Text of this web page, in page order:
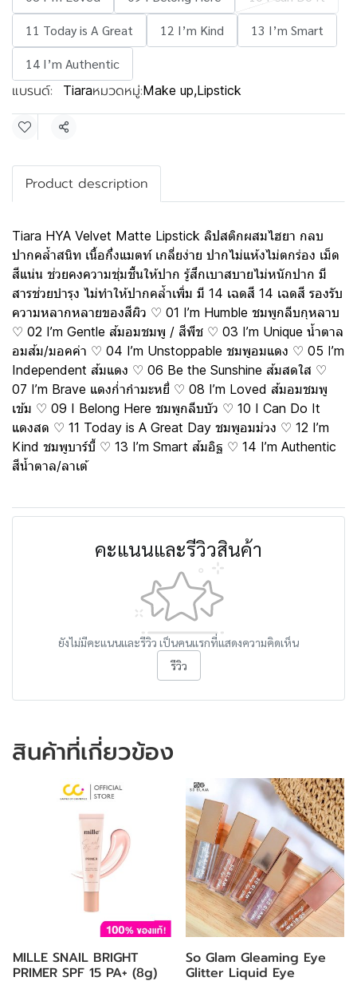
11 Today is A Great
12 I’m Kind
13 I’m Smart
14 I’m Authentic
แบรนด์: Tiaraหมวดหมู่:Make up,Lipstick
แชร์
Product description
Tiara HYA Velvet Matte Lipstick ลิปสติกผสมไฮยา กลบ
ปากคล้ำสนิท เนื้อกึ่งแมตท์ เกลี่ยง่าย ปากไม่แห้งไม่ตกร่อง เม็ด
สีแน่น ช่วยคงความชุ่มชื้นให้ปาก รู้สึกเบาสบายไม่หนักปาก มี
สารช่วยบำรุง ไม่ทำให้ปากคล้ำเพิ่ม มี 14 เฉดสี 14 เฉดสี รองรับ
ความหลากหลายของสีผิว ♡ 01 I’m Humble ชมพูกลีบกุหลาบ
♡ 02 I’m Gentle ส้มอมชมพู / สีพีช ♡ 03 I’m Unique น้ำตาล
อมส้ม/มอคค่า ♡ 04 I’m Unstoppable ชมพูอมแดง ♡ 05 I’m
Independent ส้มแดง ♡ 06 Be the Sunshine ส้มสดใส ♡
07 I’m Brave แดงก่ำกำมะหยี่ ♡ 08 I’m Loved ส้มอมชมพู
เข้ม ♡ 09 I Belong Here ชมพูกลีบบัว ♡ 10 I Can Do It
แดงสด ♡ 11 Today is A Great Day ชมพูอมม่วง ♡ 12 I’m
Kind ชมพูบาร์บี้ ♡ 13 I’m Smart ส้มอิฐ ♡ 14 I’m Authentic
สีน้ำตาล/ลาเต้
คะแนนและรีวิวสินค้า
ยังไม่มีคะแนนและรีวิว เป็นคนแรกที่แสดงความคิดเห็น
รีวิว
สินค้าที่เกี่ยวข้อง
MILLE SNAIL BRIGHT
PRIMER SPF 15 PA+ (8g)
So Glam Gleaming Eye
Glitter Liquid Eye